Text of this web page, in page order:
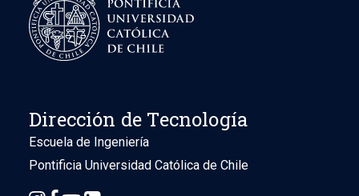
Dirección de Tecnología
Escuela de Ingeniería
Pontificia Universidad Católica de Chile